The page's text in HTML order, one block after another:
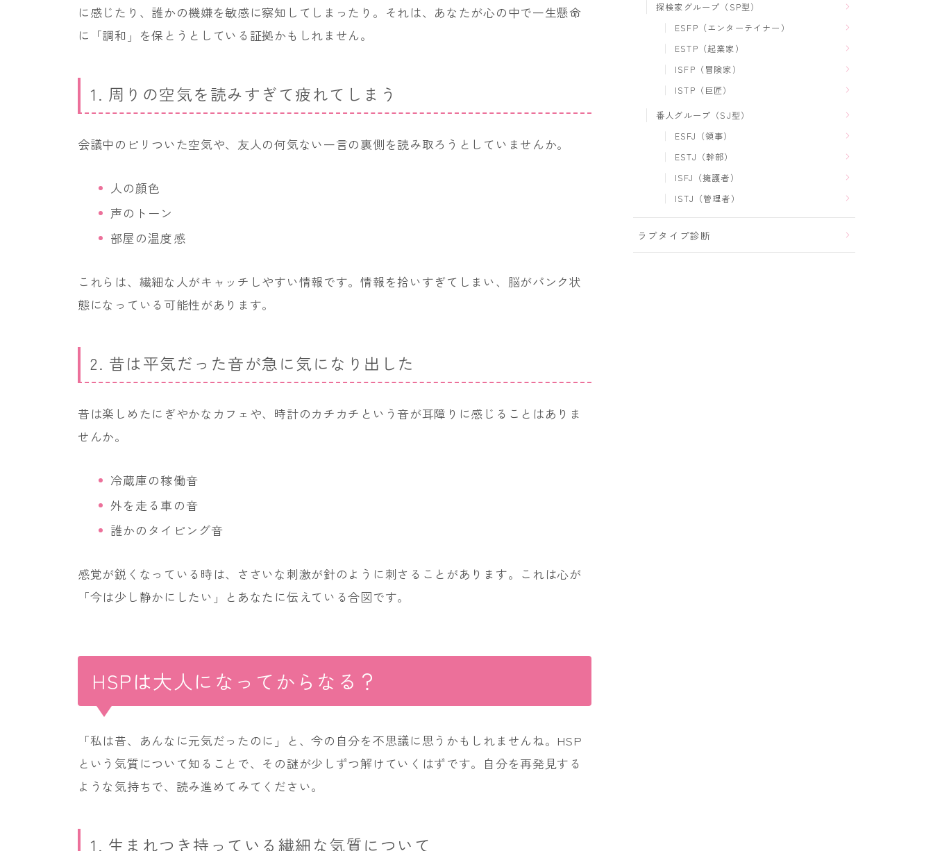
に感じたり、誰かの機嫌を敏感に察知してしまったり。それは、あなたが心の中で一生懸命
に「調和」を保とうとしている証拠かもしれません。
1. 周りの空気を読みすぎて疲れてしまう
会議中のピリついた空気や、友人の何気ない一言の裏側を読み取ろうとしていませんか。
人の顔色
声のトーン
部屋の温度感
これらは、繊細な人がキャッチしやすい情報です。情報を拾いすぎてしまい、脳がパンク状
態になっている可能性があります。
2. 昔は平気だった音が急に気になり出した
昔は楽しめたにぎやかなカフェや、時計のカチカチという音が耳障りに感じることはありま
せんか。
冷蔵庫の稼働音
外を走る車の音
誰かのタイピング音
感覚が鋭くなっている時は、ささいな刺激が針のように刺さることがあります。これは心が
「今は少し静かにしたい」とあなたに伝えている合図です。
HSPは大人になってからなる？
「私は昔、あんなに元気だったのに」と、今の自分を不思議に思うかもしれませんね。HSP
という気質について知ることで、その謎が少しずつ解けていくはずです。自分を再発見する
ような気持ちで、読み進めてみてください。
1. 生まれつき持っている繊細な気質について
探検家グループ（SP型）
ESFP（エンターテイナー）
ESTP（起業家）
ISFP（冒険家）
ISTP（巨匠）
番人グループ（SJ型）
ESFJ（領事）
ESTJ（幹部）
ISFJ（擁護者）
ISTJ（管理者）
ラブタイプ診断